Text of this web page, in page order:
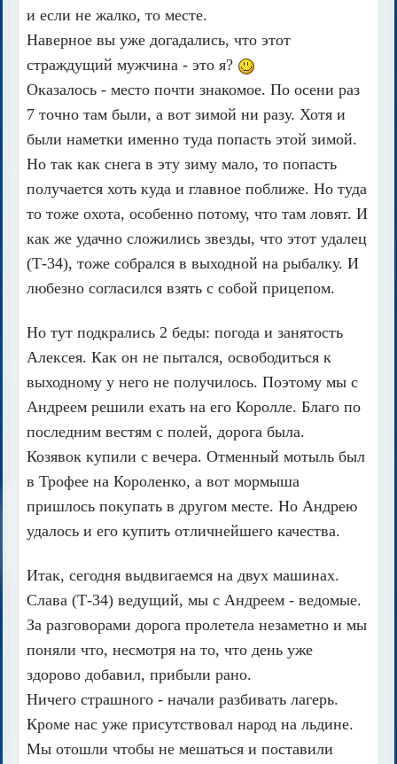
и если не жалко, то месте.
Наверное вы уже догадались, что этот
страждущий мужчина - это я?
Оказалось - место почти знакомое. По осени раз
7 точно там были, а вот зимой ни разу. Хотя и
были наметки именно туда попасть этой зимой.
Но так как снега в эту зиму мало, то попасть
получается хоть куда и главное поближе. Но туда
то тоже охота, особенно потому, что там ловят. И
как же удачно сложились звезды, что этот удалец
(Т-34), тоже собрался в выходной на рыбалку. И
любезно согласился взять с собой прицепом.
Но тут подкрались 2 беды: погода и занятость
Алексея. Как он не пытался, освободиться к
выходному у него не получилось. Поэтому мы с
Андреем решили ехать на его Королле. Благо по
последним вестям с полей, дорога была.
Козявок купили с вечера. Отменный мотыль был
в Трофее на Короленко, а вот мормыша
пришлось покупать в другом месте. Но Андрею
удалось и его купить отличнейшего качества.
Итак, сегодня выдвигаемся на двух машинах.
Слава (Т-34) ведущий, мы с Андреем - ведомые.
За разговорами дорога пролетела незаметно и мы
поняли что, несмотря на то, что день уже
здорово добавил, прибыли рано.
Ничего страшного - начали разбивать лагерь.
Кроме нас уже присутствовал народ на льдине.
Мы отошли чтобы не мешаться и поставили